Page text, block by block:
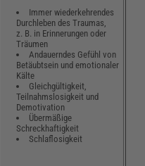
Immer wiederkehrendes
Durchleben des Traumas,
z. B. in Erinnerungen oder
Träumen
Andauerndes Gefühl von
Betäubtsein und emotionaler
Kälte
Gleichgültigkeit,
Teilnahmslosigkeit und
Demotivation
Übermäßige
Schreckhaftigkeit
Schlaflosigkeit